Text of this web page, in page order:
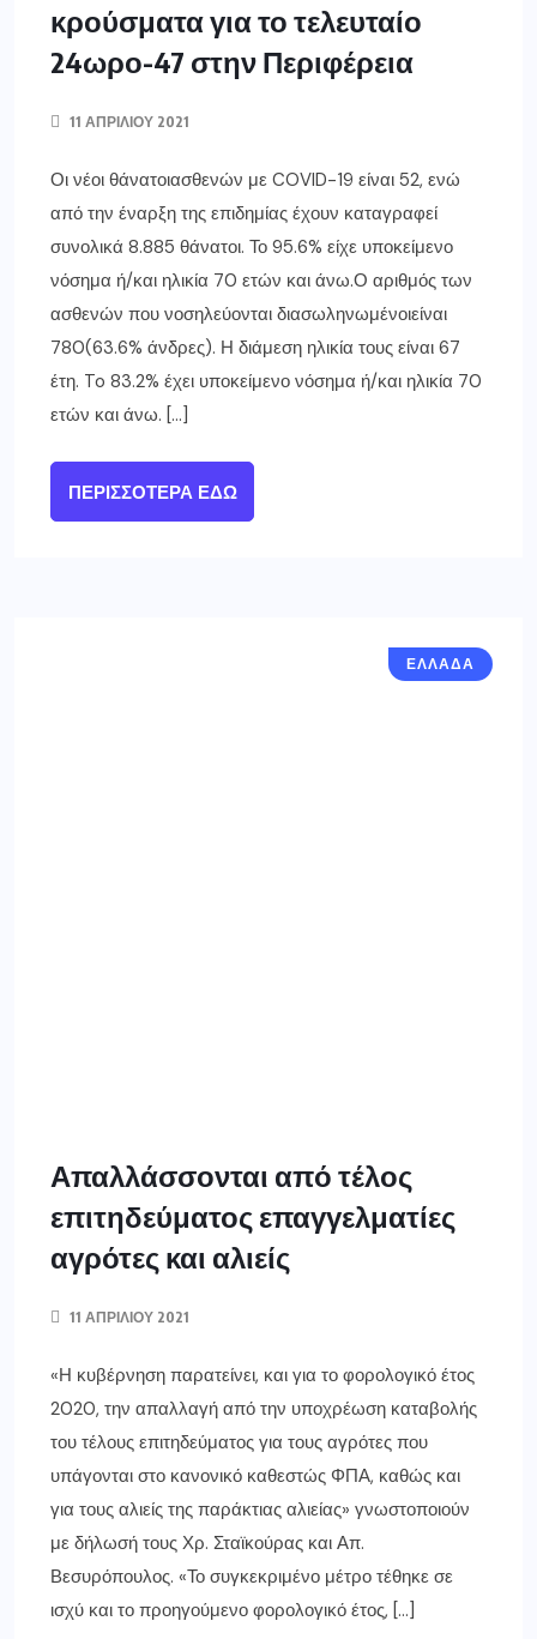
κρούσματα για το τελευταίο
24ωρο-47 στην Περιφέρεια
11 ΑΠΡΙΛΊΟΥ 2021
Οι νέοι θάνατοιασθενών με COVID-19 είναι 52, ενώ
από την έναρξη της επιδημίας έχουν καταγραφεί
συνολικά 8.885 θάνατοι. Το 95.6% είχε υποκείμενο
νόσημα ή/και ηλικία 70 ετών και άνω.Ο αριθμός των
ασθενών που νοσηλεύονται διασωληνωμένοιείναι
780(63.6% άνδρες). Η διάμεση ηλικία τους είναι 67
έτη. To 83.2% έχει υποκείμενο νόσημα ή/και ηλικία 70
ετών και άνω. […]
ΠΕΡΙΣΣΌΤΕΡΑ ΕΔΏ
ΕΛΛΑΔΑ
Απαλλάσσονται από τέλος
επιτηδεύματος επαγγελματίες
αγρότες και αλιείς
11 ΑΠΡΙΛΊΟΥ 2021
«Η κυβέρνηση παρατείνει, και για το φορολογικό έτος
2020, την απαλλαγή από την υποχρέωση καταβολής
του τέλους επιτηδεύματος για τους αγρότες που
υπάγονται στο κανονικό καθεστώς ΦΠΑ, καθώς και
για τους αλιείς της παράκτιας αλιείας» γνωστοποιούν
με δήλωσή τους Χρ. Σταϊκούρας και Απ.
Βεσυρόπουλος. «Το συγκεκριμένο μέτρο τέθηκε σε
ισχύ και το προηγούμενο φορολογικό έτος, […]